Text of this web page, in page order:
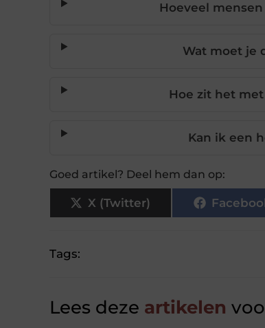
Hoeveel
Wat moet je
Hoe zit het
Kan ik een
Goed artikel? Deel hem dan op:
X (Twitter)
Tags:
Lees deze artikelen